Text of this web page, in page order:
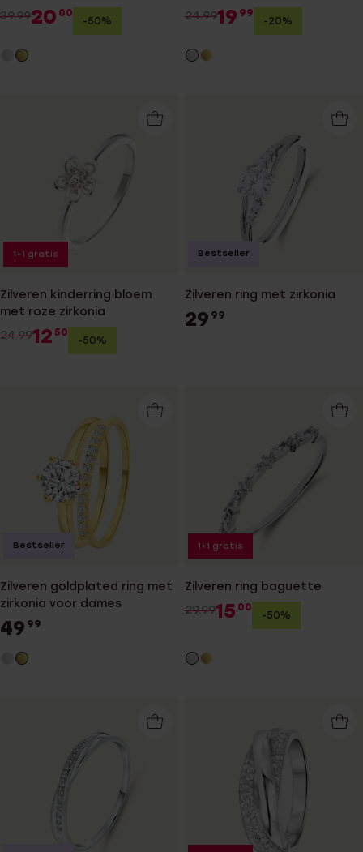
39.9920 00
-50%
24.9919 99
-20%
Zilveren kinderring bloem
met roze zirkonia
24.9912 50
-50%
1+1 gratis
Zilveren ring met zirkonia
29 99
Bestseller
Zilveren goldplated ring met
zirkonia voor dames
49 99
Bestseller
Zilveren ring baguette
29.9915 00
-50%
1+1 gratis